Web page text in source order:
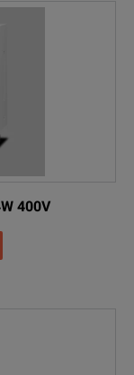
400V